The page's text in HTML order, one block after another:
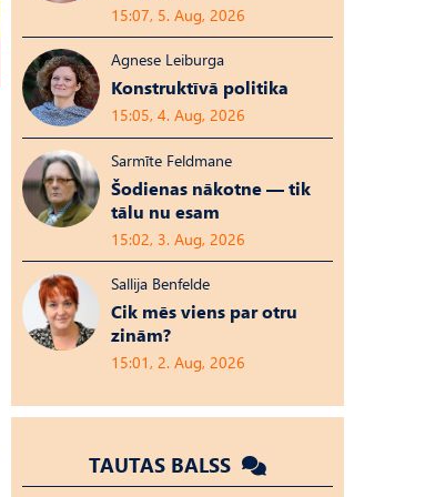
15:07, 5. Aug, 2026
Agnese Leiburga
Konstruktīvā politika
15:05, 4. Aug, 2026
Sarmīte Feldmane
Šodienas nākotne — tik
tālu nu esam
15:02, 3. Aug, 2026
Sallija Benfelde
Cik mēs viens par otru
zinām?
15:01, 2. Aug, 2026
TAUTAS BALSS